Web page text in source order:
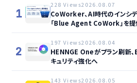
1
228 Views2026.08.07
CoWorker、AI時代のインシ
「Blue Agent CoWork」を
2
197 Views2026.08.04
HENNGE Oneがプラン刷新
キュリティ強化へ
143 Views2026.08.05